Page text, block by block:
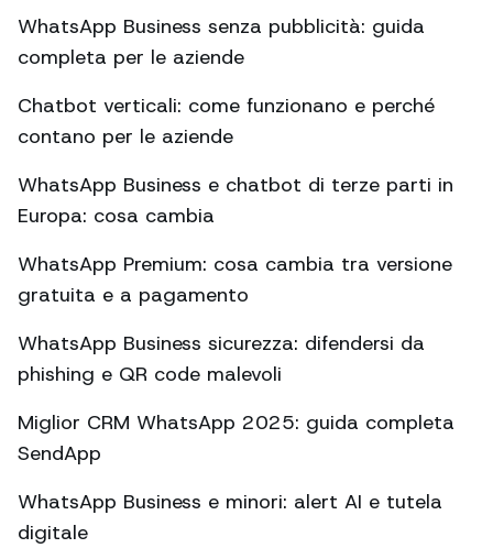
WhatsApp Business senza pubblicità: guida
completa per le aziende
Chatbot verticali: come funzionano e perché
contano per le aziende
WhatsApp Business e chatbot di terze parti in
Europa: cosa cambia
WhatsApp Premium: cosa cambia tra versione
gratuita e a pagamento
WhatsApp Business sicurezza: difendersi da
phishing e QR code malevoli
Miglior CRM WhatsApp 2025: guida completa
SendApp
WhatsApp Business e minori: alert AI e tutela
digitale